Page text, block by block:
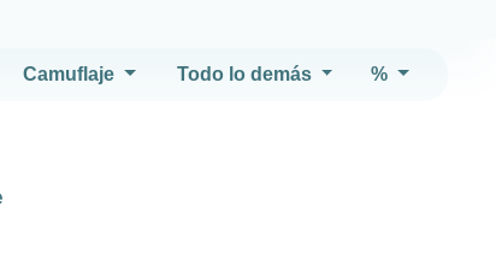
Camuflaje Todo lo demás %